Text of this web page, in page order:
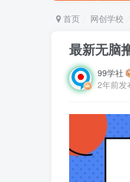
首页 网创学校
最新无脑
99学社
2年前发